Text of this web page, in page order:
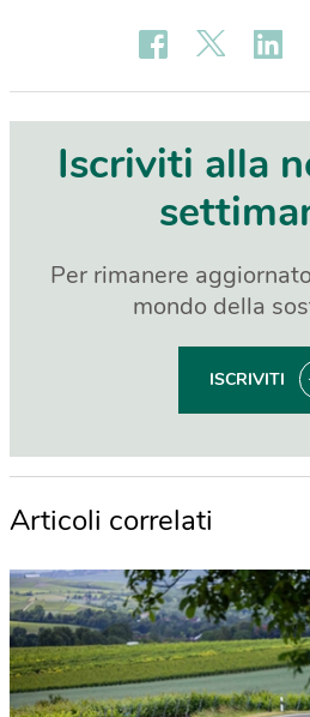
Iscriviti alla
Per rimanere
mondo della
ISCRIVITI
Articoli correlati